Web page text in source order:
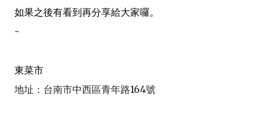
如果之後有看到再分享給大家囉。
-
東菜市
地址：台南市中西區青年路164號